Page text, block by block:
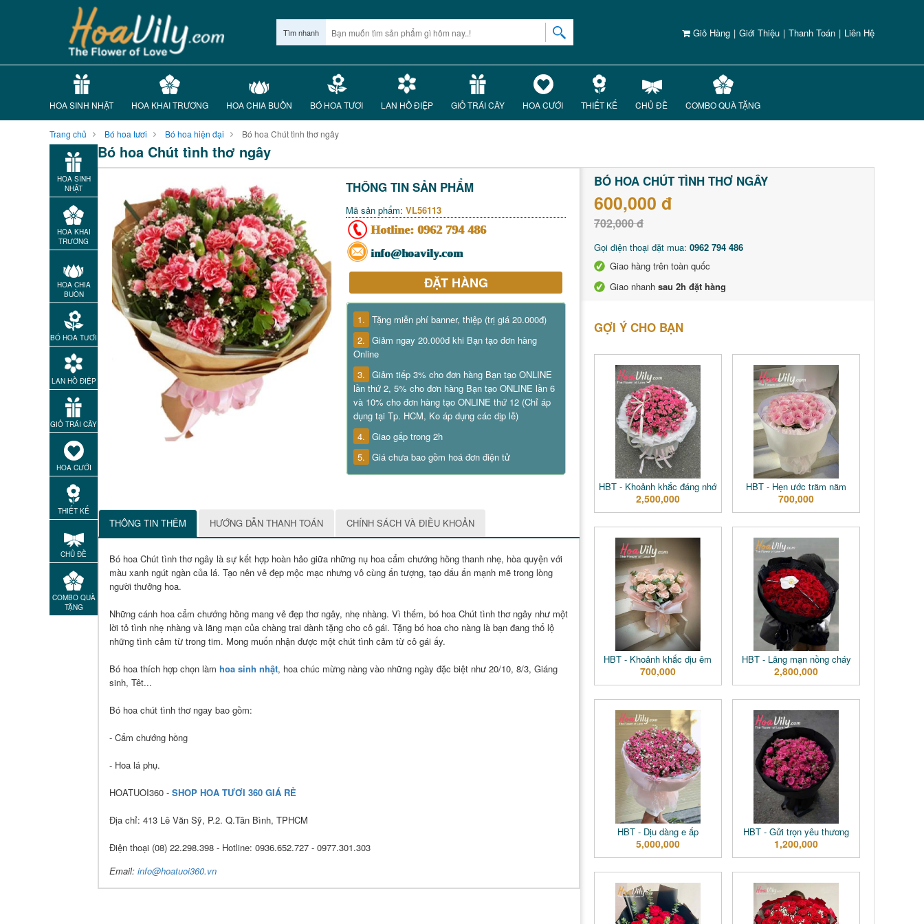
Giỏ Hàng | Giới Thiệu | Thanh Toán | Liên Hệ
Tìm nhanh
HOA SINH NHẬT HOA KHAI TRƯƠNG HOA CHIA BUỒN BÓ HOA TƯƠI LAN HỒ ĐIỆP GIỎ TRÁI CÂY HOA CƯỚI THIẾT KẾ CHỦ ĐỀ COMBO QUÀ TẶNG
Trang chủ Bó hoa tươi Bó hoa hiện đại Bó hoa Chút tình thơ ngây
HOA SINH
NHẬT
HOA KHAI
TRƯƠNG
HOA CHIA
BUỒN
BÓ HOA TƯƠI
LAN HỒ ĐIỆP
GIỎ TRÁI CÂY
HOA CƯỚI
THIẾT KẾ
CHỦ ĐỀ
COMBO QUÀ
TẶNG
Bó hoa Chút tình thơ ngây
THÔNG TIN SẢN PHẨM
Mã sản phẩm: VL56113
Hotline: 0962 794 486
info@hoavily.com
ĐẶT HÀNG
1. Tặng miễn phí banner, thiệp (trị giá 20.000đ)
2. Giảm ngay 20.000đ khi Bạn tạo đơn hàng
Online
3. Giảm tiếp 3% cho đơn hàng Bạn tạo ONLINE
lần thứ 2, 5% cho đơn hàng Bạn tạo ONLINE lần 6
và 10% cho đơn hàng tạo ONLINE thứ 12 (Chỉ áp
dụng tại Tp. HCM, Ko áp dụng các dịp lễ)
4. Giao gấp trong 2h
5. Giá chưa bao gồm hoá đơn điện tử
THÔNG TIN THÊM HƯỚNG DẪN THANH TOÁN CHÍNH SÁCH VÀ ĐIỀU KHOẢN
Bó hoa Chút tình thơ ngây là sự kết hợp hoàn hảo giữa những nụ hoa cẩm chướng hồng thanh nhẹ, hòa quyện với
màu xanh ngút ngàn của lá. Tạo nên vẻ đẹp mộc mạc nhưng vô cùng ấn tượng, tạo dấu ấn mạnh mẽ trong lòng
người thưởng hoa.
Những cánh hoa cẩm chướng hồng mang vẻ đẹp thơ ngây, nhẹ nhàng. Vì thếm, bó hoa Chút tình thơ ngây như một
lời tỏ tình nhẹ nhàng và lãng mạn của chàng trai dành tặng cho cô gái. Tặng bó hoa cho nàng là bạn đang thổ lộ
những tình cảm từ trong tim. Mong muốn nhận được một chút tình cảm từ cô gái ấy.
Bó hoa thích hợp chọn làm hoa sinh nhật, hoa chúc mừng nàng vào những ngày đặc biệt như 20/10, 8/3, Giáng
sinh, Têt...
Bó hoa chút tình thơ ngay bao gồm:
- Cẩm chướng hồng
- Hoa lá phụ.
HOATUOI360 - SHOP HOA TƯƠI 360 GIÁ RẺ
Địa chỉ: 413 Lê Văn Sỹ, P.2. Q.Tân Bình, TPHCM
Điện thoại (08) 22.298.398 - Hotline: 0936.652.727 - 0977.301.303
Email: info@hoatuoi360.vn
BÓ HOA CHÚT TÌNH THƠ NGÂY
600,000 đ
702,000 đ
Gọi điện thoại đặt mua: 0962 794 486
Giao hàng trên toàn quốc
Giao nhanh sau 2h đặt hàng
GỢI Ý CHO BẠN
HBT - Khoảnh khắc đáng nhớ
2,500,000
HBT - Hẹn ước trăm năm
700,000
HBT - Khoảnh khắc dịu êm
700,000
HBT - Lãng mạn nồng cháy
2,800,000
HBT - Dịu dàng e ấp
5,000,000
HBT - Gửi trọn yêu thương
1,200,000